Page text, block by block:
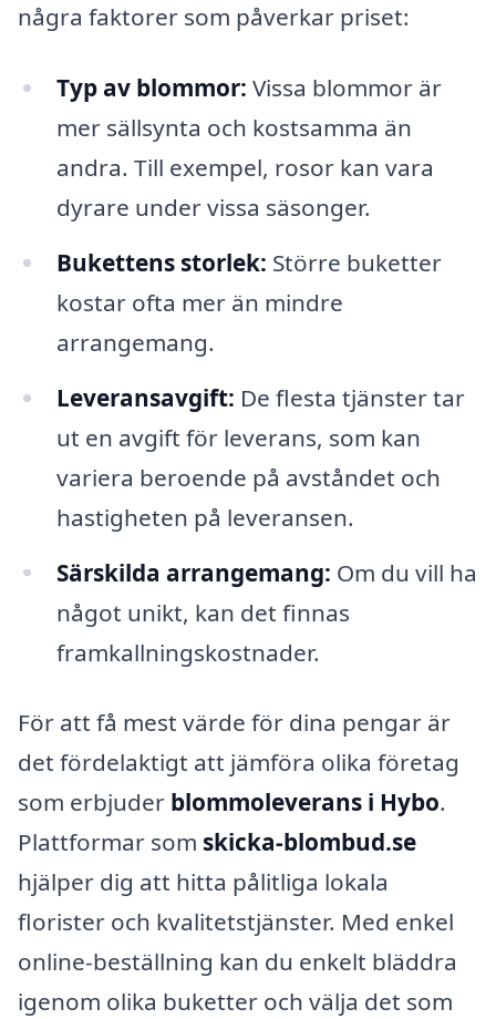
några faktorer som påverkar priset:
Typ av blommor: Vissa blommor är
mer sällsynta och kostsamma än
andra. Till exempel, rosor kan vara
dyrare under vissa säsonger.
Bukettens storlek: Större buketter
kostar ofta mer än mindre
arrangemang.
Leveransavgift: De flesta tjänster tar
ut en avgift för leverans, som kan
variera beroende på avståndet och
hastigheten på leveransen.
Särskilda arrangemang: Om du vill ha
något unikt, kan det finnas
framkallningskostnader.
För att få mest värde för dina pengar är
det fördelaktigt att jämföra olika företag
som erbjuder blommoleverans i Hybo.
Plattformar som skicka-blombud.se
hjälper dig att hitta pålitliga lokala
florister och kvalitetstjänster. Med enkel
online-beställning kan du enkelt bläddra
igenom olika buketter och välja det som